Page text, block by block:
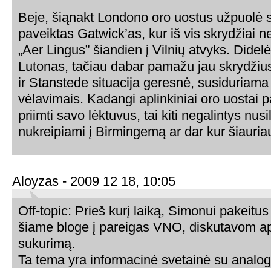
Beje, šiąnakt Londono oro uostus užpuolė
paveiktas Gatwick’as, kur iš vis skrydžiai
„Aer Lingus” šiandien į Vilnių atvyks.
Lutonas, tačiau dabar pamažu jau
ir Stanstede situacija geresnė,
vėlavimais. Kadangi aplinkiniai oro uostai
priimti savo lėktuvus, tai kiti negalintys
nukreipiami į Birmingemą ar dar kur
Aloyzas - 2009 12 18, 10:05
Off-topic: Prieš kurį laiką, Simonui
šiame bloge į pareigas VNO, diskutavom
sukurimą.
Ta tema yra informacinė svetainė su